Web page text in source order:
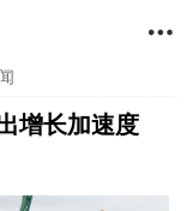

增长加速度